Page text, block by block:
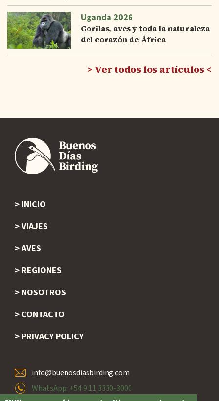
Uganda 2026
Gorilas, aves y toda la naturaleza
del corazón de África
Ver todos los artículos
Footer
INICIO
VIAJES
AVES
REGIONES
NOSOTROS
CONTACTO
PRIVACY POLICY
info@buenosdiasbirding.com
WhatsApp: +54 9 11 3330-3000